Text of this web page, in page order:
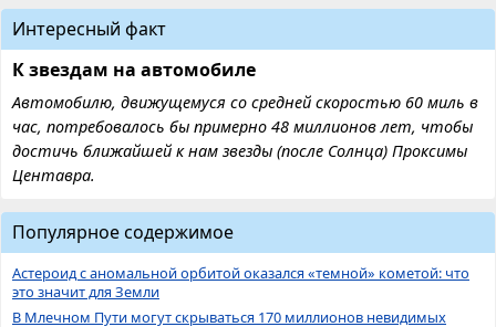
Интересный факт
К звездам на автомобиле
Автомобилю, движущемуся со средней скоростью 60 миль в
час, потребовалось бы примерно 48 миллионов лет, чтобы
достичь ближайшей к нам звезды (после Солнца) Проксимы
Центавра.
Популярное содержимое
Астероид с аномальной орбитой оказался «темной» кометой: что
это значит для Земли
В Млечном Пути могут скрываться 170 миллионов невидимых